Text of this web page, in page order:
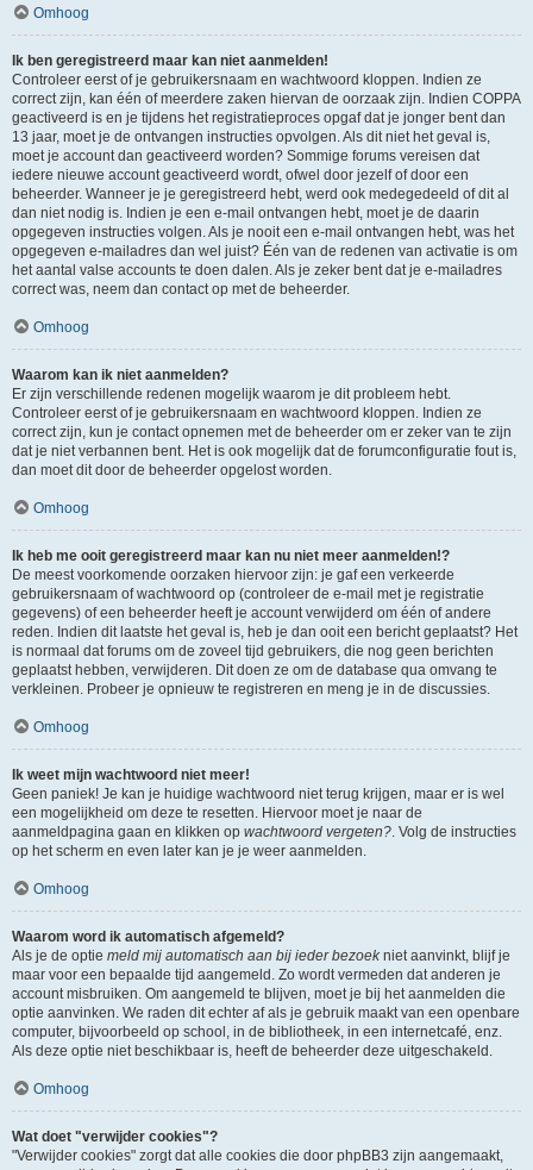
Omhoog
Ik ben geregistreerd maar kan niet aanmelden!
Controleer eerst of je gebruikersnaam en wachtwoord kloppen. Indien ze
correct zijn, kan één of meerdere zaken hiervan de oorzaak zijn. Indien COPPA
geactiveerd is en je tijdens het registratieproces opgaf dat je jonger bent dan
13 jaar, moet je de ontvangen instructies opvolgen. Als dit niet het geval is,
moet je account dan geactiveerd worden? Sommige forums vereisen dat
iedere nieuwe account geactiveerd wordt, ofwel door jezelf of door een
beheerder. Wanneer je je geregistreerd hebt, werd ook medegedeeld of dit al
dan niet nodig is. Indien je een e-mail ontvangen hebt, moet je de daarin
opgegeven instructies volgen. Als je nooit een e-mail ontvangen hebt, was het
opgegeven e-mailadres dan wel juist? Één van de redenen van activatie is om
het aantal valse accounts te doen dalen. Als je zeker bent dat je e-mailadres
correct was, neem dan contact op met de beheerder.
Omhoog
Waarom kan ik niet aanmelden?
Er zijn verschillende redenen mogelijk waarom je dit probleem hebt.
Controleer eerst of je gebruikersnaam en wachtwoord kloppen. Indien ze
correct zijn, kun je contact opnemen met de beheerder om er zeker van te zijn
dat je niet verbannen bent. Het is ook mogelijk dat de forumconfiguratie fout is,
dan moet dit door de beheerder opgelost worden.
Omhoog
Ik heb me ooit geregistreerd maar kan nu niet meer aanmelden!?
De meest voorkomende oorzaken hiervoor zijn: je gaf een verkeerde
gebruikersnaam of wachtwoord op (controleer de e-mail met je registratie
gegevens) of een beheerder heeft je account verwijderd om één of andere
reden. Indien dit laatste het geval is, heb je dan ooit een bericht geplaatst? Het
is normaal dat forums om de zoveel tijd gebruikers, die nog geen berichten
geplaatst hebben, verwijderen. Dit doen ze om de database qua omvang te
verkleinen. Probeer je opnieuw te registreren en meng je in de discussies.
Omhoog
Ik weet mijn wachtwoord niet meer!
Geen paniek! Je kan je huidige wachtwoord niet terug krijgen, maar er is wel
een mogelijkheid om deze te resetten. Hiervoor moet je naar de
aanmeldpagina gaan en klikken op wachtwoord vergeten?. Volg de instructies
op het scherm en even later kan je je weer aanmelden.
Omhoog
Waarom word ik automatisch afgemeld?
Als je de optie meld mij automatisch aan bij ieder bezoekniet aanvinkt, blijf je
maar voor een bepaalde tijd aangemeld. Zo wordt vermeden dat anderen je
account misbruiken. Om aangemeld te blijven, moet je bij het aanmelden die
optie aanvinken. We raden dit echter af als je gebruik maakt van een openbare
computer, bijvoorbeeld op school, in de bibliotheek, in een internetcafé, enz.
Als deze optie niet beschikbaar is, heeft de beheerder deze uitgeschakeld.
Omhoog
Wat doet "verwijder cookies"?
"Verwijder cookies" zorgt dat alle cookies die door phpBB3 zijn aangemaakt,